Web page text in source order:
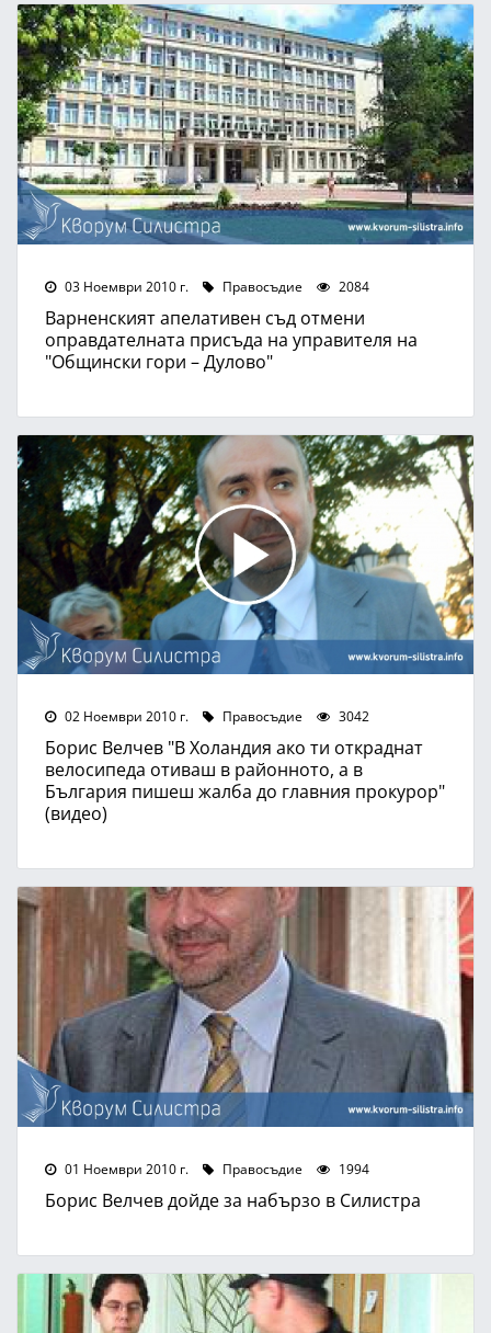
03 Ноември 2010 г. Правосъдие 2084
Варненският апелативен съд отмени
оправдателната присъда на управителя на
"Общински гори – Дулово"
02 Ноември 2010 г. Правосъдие 3042
Борис Велчев "В Холандия ако ти откраднат
велосипеда отиваш в районното, а в
България пишеш жалба до главния прокурор"
(видео)
01 Ноември 2010 г. Правосъдие 1994
Борис Велчев дойде за набързо в Силистра